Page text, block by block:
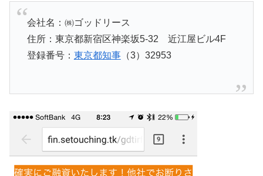
会社名：㈱ゴッドリース
住所：東京都新宿区神楽坂5-32 近江屋ビル4F
登録番号： 東京都知事（3）32953